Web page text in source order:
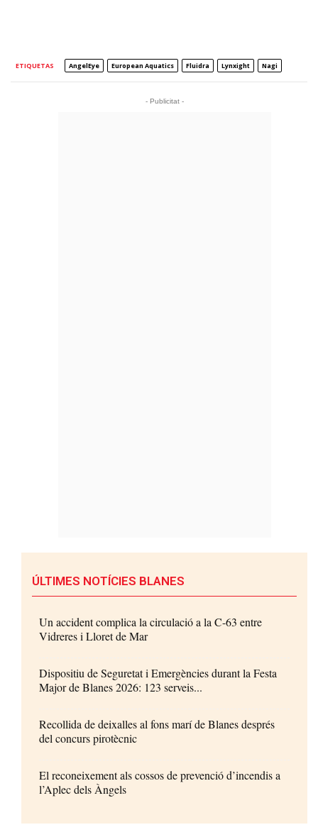
ETIQUETAS AngelEye European Aquatics Fluidra Lynxight Nagi
- Publicitat -
ÚLTIMES NOTÍCIES BLANES
Un accident complica la circulació a la C-63 entre
Vidreres i Lloret de Mar
Dispositiu de Seguretat i Emergències durant la Festa
Major de Blanes 2026: 123 serveis...
Recollida de deixalles al fons marí de Blanes després
del concurs pirotècnic
El reconeixement als cossos de prevenció d’incendis a
l’Aplec dels Àngels